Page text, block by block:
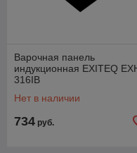
Варочная панель
индукционная EXITEQ
316IB
Нет в наличии
734 руб.